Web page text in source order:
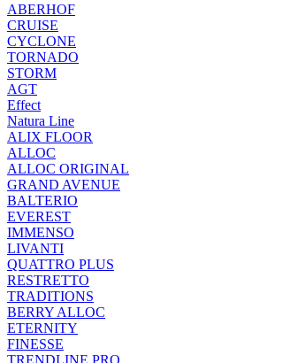
ABERHOF
CRUISE
CYCLONE
TORNADO
STORM
AGT
Effect
Natura Line
ALIX FLOOR
ALLOC
ALLOC ORIGINAL
GRAND AVENUE
BALTERIO
EVEREST
IMMENSO
LIVANTI
QUATTRO PLUS
RESTRETTO
TRADITIONS
BERRY ALLOC
ETERNITY
FINESSE
TRENDLINE PRO